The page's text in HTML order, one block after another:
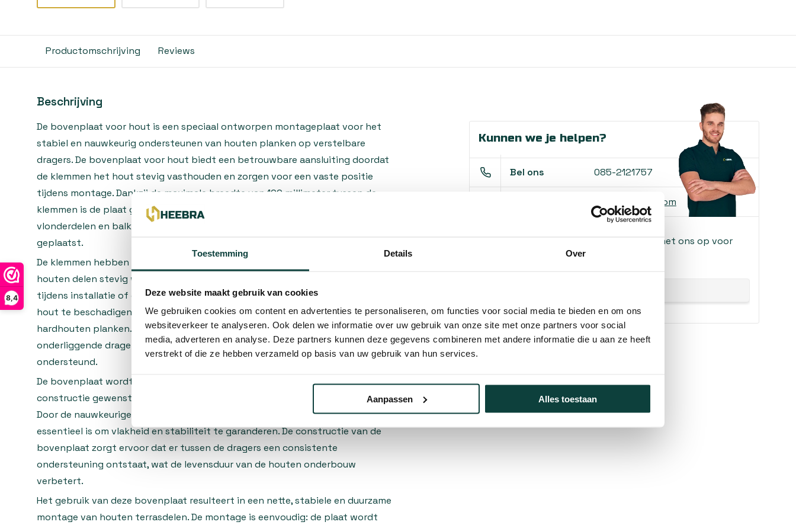
Toestemming Details Over
Deze website maakt gebruik van cookies
We gebruiken cookies om content en advertenties te personaliseren, om functies voor social media te bieden en om ons
websiteverkeer te analyseren. Ook delen we informatie over uw gebruik van onze site met onze partners voor social
media, adverteren en analyse. Deze partners kunnen deze gegevens combineren met andere informatie die u aan ze heeft
verstrekt of die ze hebben verzameld op basis van uw gebruik van hun services.
Aanpassen Alles toestaan
8,4
Productomschrijving Reviews
Beschrijving
De bovenplaat voor hout is een speciaal ontworpen montageplaat voor het
stabiel en nauwkeurig ondersteunen van houten planken op verstelbare
dragers. De bovenplaat voor hout biedt een betrouwbare aansluiting doordat
de klemmen het hout stevig vasthouden en zorgen voor een vaste positie
tijdens montage. Dankzij de maximale breedte van 100 millimeter tussen de
klemmen is de plaat geschikt voor een breed scala aan houten terrasdelen,
vlonderdelen en balkprofielen die op verhoogde terrassystemen worden
geplaatst.
De klemmen hebben een hoogte van 15 millimeter, wat ervoor zorgt dat de
houten delen stevig worden vastgezet zonder dat ze kunnen verschuiven
tijdens installatie of gebruik. Deze hoogte biedt voldoende grip zonder het
hout te beschadigen, waardoor het systeem geschikt is voor zowel zachte als
hardhouten planken. De bovenplaat vormt een stabiele verbinding met de
onderliggende drager, waardoor de plankconstructie gelijkmatig wordt
ondersteund.
De bovenplaat wordt toegepast in terrassystemen waarbij een verhoogde
constructie gewenst is, zoals dakterrassen, balkons, veranda’s en tuinvlonders.
Door de nauwkeurige pasvorm blijft het hout goed op zijn plaats, wat
essentieel is om vlakheid en stabiliteit te garanderen. De constructie van de
bovenplaat zorgt ervoor dat er tussen de dragers een consistente
ondersteuning ontstaat, wat de levensduur van de houten onderbouw
verbetert.
Het gebruik van deze bovenplaat resulteert in een nette, stabiele en duurzame
montage van houten terrasdelen. De montage is eenvoudig: de plaat wordt
Kunnen we je helpen?
Bel ons 085-2121757
info@heebra.com
Hovenier of klusbedrijf? Neem contact met ons op voor